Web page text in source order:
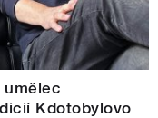
umělec
Kdotobylovo